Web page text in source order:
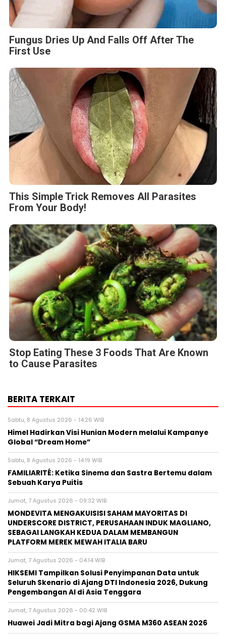
Fungus Dries Up And Falls Off After The
First Use
This Simple Trick Removes All Parasites
From Your Body!
Stop Eating These 3 Foods That Are Known
to Cause Parasites
BERITA TERKAIT
Sabtu, 8 Agustus 2026 - 14:26 WIB
Himel Hadirkan Visi Hunian Modern melalui Kampanye
Global “Dream Home”
Sabtu, 8 Agustus 2026 - 14:19 WIB
FAMILIARITÉ: Ketika Sinema dan Sastra Bertemu dalam
Sebuah Karya Puitis
Jumat, 7 Agustus 2026 - 09:32 WIB
MONDEVITA MENGAKUISISI SAHAM MAYORITAS DI
UNDERSCORE DISTRICT, PERUSAHAAN INDUK MAGLIANO,
SEBAGAI LANGKAH KEDUA DALAM MEMBANGUN
PLATFORM MEREK MEWAH ITALIA BARU
Jumat, 7 Agustus 2026 - 04:14 WIB
HIKSEMI Tampilkan Solusi Penyimpanan Data untuk
Seluruh Skenario di Ajang DTI Indonesia 2026, Dukung
Pengembangan AI di Asia Tenggara
Jumat, 7 Agustus 2026 - 00:42 WIB
Huawei Jadi Mitra bagi Ajang GSMA M360 ASEAN 2026